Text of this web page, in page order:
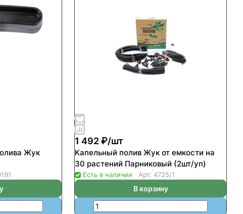
Жук
1 492 ₽/шт
Капельный полив Жук от емкости на
30 растений Парниковый (2шт/уп)
Есть в наличии Арт. 4725/1
В корзину